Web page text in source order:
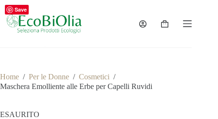
Salta
contenuto
Carrello
Home / Per le Donne / Cosmetici /
Maschera Emolliente alle Erbe per Capelli Ruvidi
Save
ESAURITO